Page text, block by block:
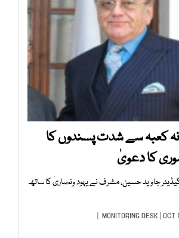
کعبہ سے شدت پسندوں کا
کا دعویٰ
جاوید حسین، مشرف نے یہود ونصاریٰ کا ساتھ
MONITORING DESK |